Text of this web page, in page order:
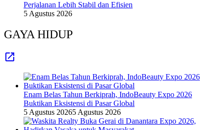
Perjalanan Lebih Stabil dan Efisien
5 Agustus 2026
GAYA HIDUP
Enam Belas Tahun Berkiprah, IndoBeauty Expo 2026
Buktikan Eksistensi di Pasar Global
5 Agustus 20265 Agustus 2026